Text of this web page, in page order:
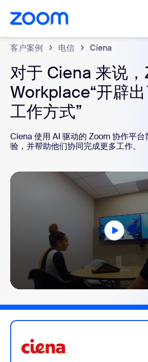
至主要内容
至帮助聊天
客户案例 电信 Ciena
对于 Ciena 来说
Workplace“开辟
工作方式”
Ciena 使用 AI 驱动的 Zoom 协作平
验，并帮助他们协同完成更多工作。
of
minutes,
seconds